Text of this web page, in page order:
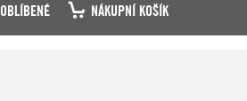
OBLÍBENÉ NÁKUPNÍ KOŠÍK